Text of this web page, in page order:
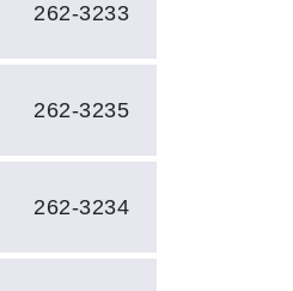
262-3233
262-3235
262-3234